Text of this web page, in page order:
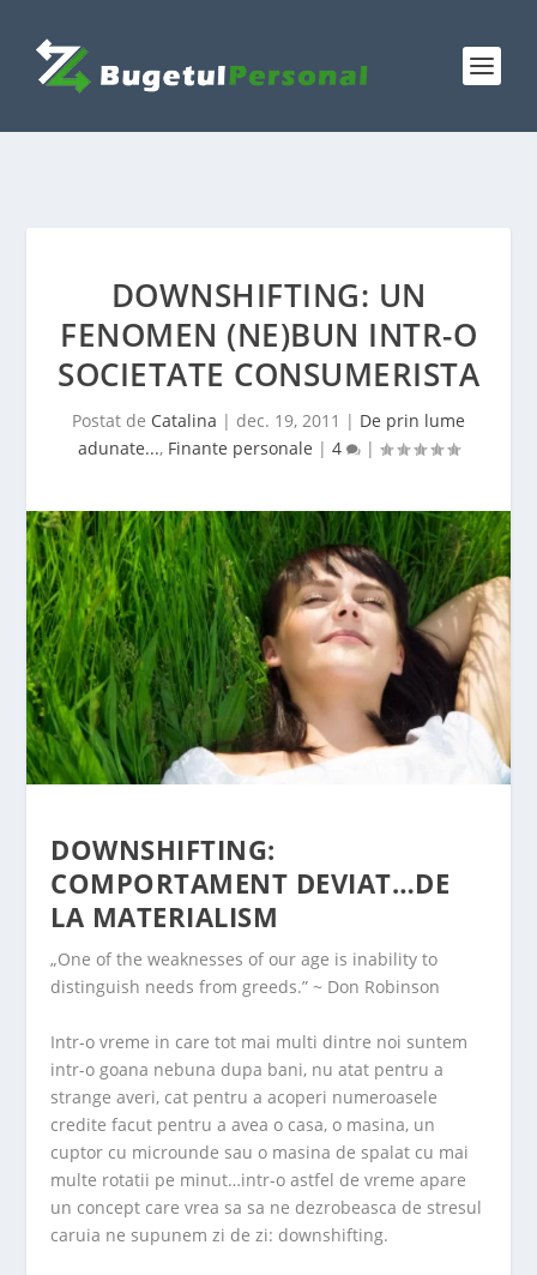
DOWNSHIFTING: UN
FENOMEN (NE)BUN INTR-O
SOCIETATE CONSUMERISTA
Postat de Catalina | dec. 19, 2011 | De prin lume
adunate..., Finante personale | 4 |
DOWNSHIFTING:
COMPORTAMENT DEVIAT…DE
LA MATERIALISM
„One of the weaknesses of our age is inability to
distinguish needs from greeds.” ~ Don Robinson
Intr-o vreme in care tot mai multi dintre noi suntem
intr-o goana nebuna dupa bani, nu atat pentru a
strange averi, cat pentru a acoperi numeroasele
credite facut pentru a avea o casa, o masina, un
cuptor cu microunde sau o masina de spalat cu mai
multe rotatii pe minut…intr-o astfel de vreme apare
un concept care vrea sa sa ne dezrobeasca de stresul
caruia ne supunem zi de zi: downshifting.